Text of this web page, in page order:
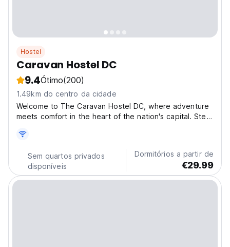
Hostel
Caravan Hostel DC
9.4Ótimo(200)
1.49km do centro da cidade
Welcome to The Caravan Hostel DC, where adventure
meets comfort in the heart of the nation's capital. Step
neighborhood of Adams Morgan, pulsating with local
flavor and energy. Experience the fusion of
convenience...
Sem quartos privados
disponíveis
Dormitórios a partir de
€29.99